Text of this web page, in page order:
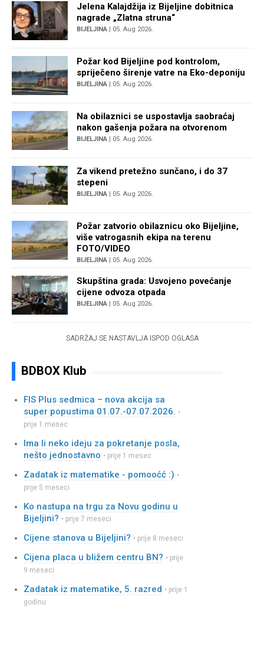
Jelena Kalajdžija iz Bijeljine dobitnica
nagrade „Zlatna struna“
BIJELJINA | 05. Aug 2026.
Požar kod Bijeljine pod kontrolom,
spriječeno širenje vatre na Eko-deponiju
BIJELJINA | 05. Aug 2026.
Na obilaznici se uspostavlja saobraćaj
nakon gašenja požara na otvorenom
BIJELJINA | 05. Aug 2026.
Za vikend pretežno sunčano, i do 37
stepeni
BIJELJINA | 05. Aug 2026.
Požar zatvorio obilaznicu oko Bijeljine,
više vatrogasnih ekipa na terenu
FOTO/VIDEO
BIJELJINA | 05. Aug 2026.
Skupština grada: Usvojeno povećanje
cijene odvoza otpada
BIJELJINA | 05. Aug 2026.
SADRŽAJ SE NASTAVLJA ISPOD OGLASA
BDBOX Klub
FIS Plus sedmica – nova akcija sa
super popustima 01.07.-07.07.2026. •
prije 1 mesec
Ima li neko ideju za pokretanje posla,
nešto jednostavno • prije 1 mesec
Zadatak iz matematike - pomooćć :) •
prije 5 meseci
Ko nastupa na trgu za Novu godinu u
Bijeljini? • prije 7 meseci
Cijene stanova u Bijeljini? • prije 8 meseci
Cijena placa u bližem centru BN? • prije
9 meseci
Zadatak iz matematike, 5. razred • prije 1
godinu